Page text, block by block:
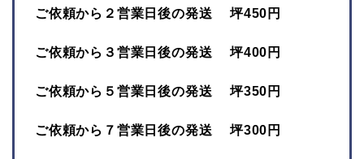
ご依頼から２営業日後の発送 坪450円
ご依頼から３営業日後の発送 坪400円
ご依頼から５営業日後の発送 坪350円
ご依頼から７営業日後の発送 坪300円